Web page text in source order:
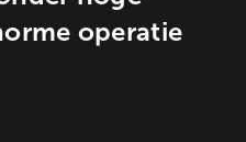
operatie